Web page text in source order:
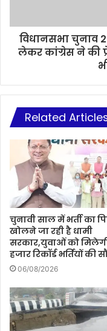
विधानसभा चुनाव
लेकर कांग्रेस ने की
Related
चुनावी साल में भर्ती का
खोलने जा रही है धामी
सरकार,युवाओं को
हजार रिकॉर्ड भर्तियों की
06/08/2026